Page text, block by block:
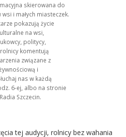
skierowana do
i małych miasteczek.
pokazują życie
na wsi,
politycy,
komentują
związane z
i
nas w każdą
6-ej, albo na stronie
Szczecin.
tej audycji, rolnicy bez wahania